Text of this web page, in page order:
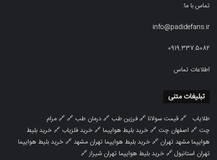
تماس با ما:
info@padidefans.ir
0919.337.5082
اطلاعات تماس
تبلیغات متنی
طلایاب 🔗قیمت سولانا 🔗فرزین طب 🔗درمان طب 🔗 🔗مرام
چت 🔗 اصفهان چت 🔗خرید بلیط هواپیما 🔗خرید فلزیاب 🔗خرید بلیط
هوایپما مشهد تهران 🔗خرید بلیط هوایپما تهران مشهد🔗خرید بلیط هوایپما
تهران استانبول🔗خرید بلیط هوایپما تهران شیراز🔗